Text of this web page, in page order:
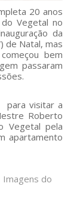
20 anos
Vegetal no
da
de Natal, mas
bem
passaram
para visitar a
Roberto
Vegetal pela
apartamento
Imagens do